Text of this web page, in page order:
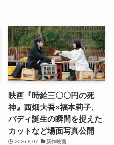
映画『時給三〇〇円の死
神』西畑大吾×福本莉子、
バディ誕生の瞬間を捉えた
カットなど場面写真公開
2026.8.07 新作映画